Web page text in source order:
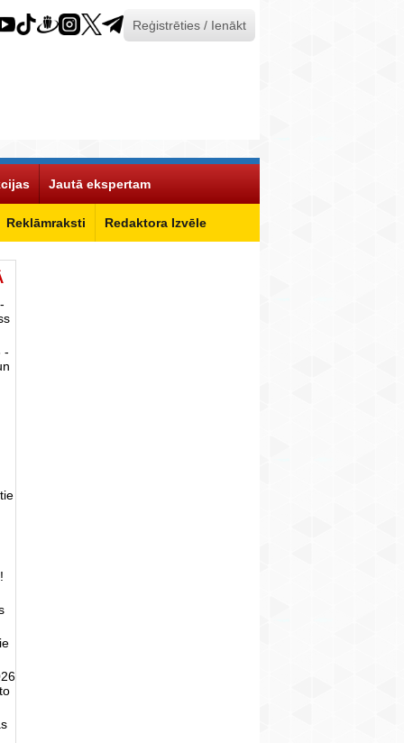
Reģistrēties / Ienākt
Reklāmraksti Redaktora Izvēle
Jautā ekspertam
-